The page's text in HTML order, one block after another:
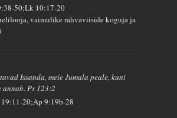
50;Lk 10:17-20
vaimulike rahvaviiside koguja ja
Issanda, meie Jumala peale, kuni
annab. Ps 123:2
20;Ap 9:19b-28